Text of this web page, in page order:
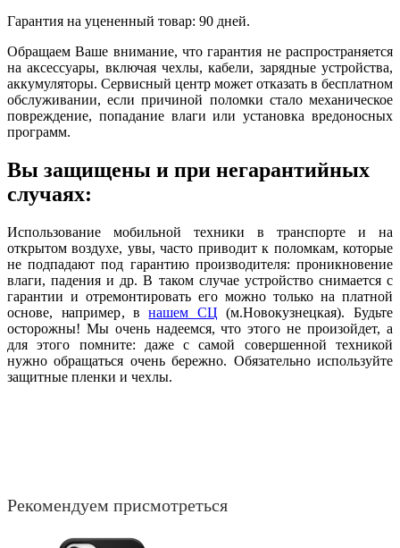
Гарантия на уцененный товар: 90 дней.
Обращаем Ваше внимание, что гарантия не распространяется
на аксессуары, включая чехлы, кабели, зарядные устройства,
аккумуляторы. Сервисный центр может отказать в бесплатном
обслуживании, если причиной поломки стало механическое
повреждение, попадание влаги или установка вредоносных
программ.
Вы защищены и при негарантийных
случаях:
Использование мобильной техники в транспорте и на
открытом воздухе, увы, часто приводит к поломкам, которые
не подпадают под гарантию производителя: проникновение
влаги, падения и др. В таком случае устройство снимается с
гарантии и отремонтировать его можно только на платной
основе, например, внашем СЦ (м.Новокузнецкая). Будьте
осторожны! Мы очень надеемся, что этого не произойдет, а
для этого помните: даже с самой совершенной техникой
нужно обращаться очень бережно. Обязательно используйте
защитные пленки и чехлы.
Рекомендуем присмотреться